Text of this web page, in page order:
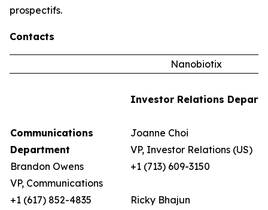
prospectifs.
Contacts
Nanobiotix
Communications
Department
Brandon Owens
VP, Communications
+1 (617) 852-4835
Investor Relations
Joanne Choi
VP, Investor Relations (US)
+1 (713) 609-3150
Ricky Bhajun